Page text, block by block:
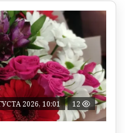
2026, 10:01 12